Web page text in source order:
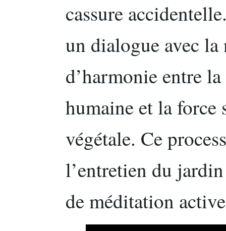
cassure
un dialogue avec la
d’harmonie entre
humaine et la force
végétale. Ce
l’entretien du
de méditation